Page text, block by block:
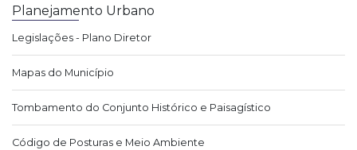
Planejamento Urbano
Legislações - Plano Diretor
Mapas do Município
Tombamento do Conjunto Histórico e Paisagístico
Código de Posturas e Meio Ambiente